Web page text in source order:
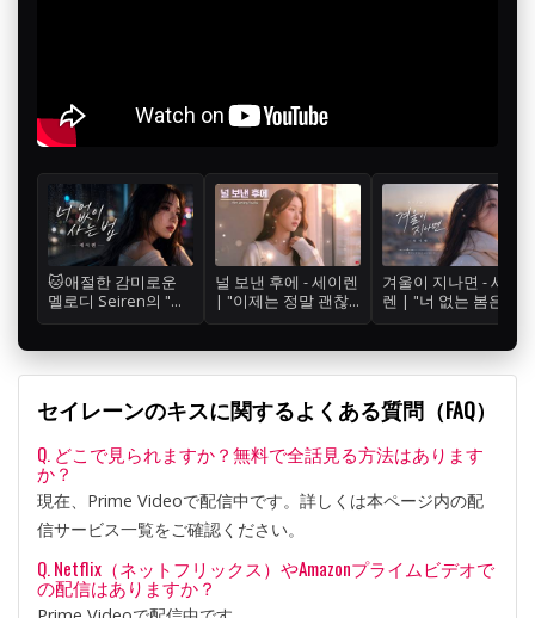
🐱애절한 감미로운
멜로디 Seiren의 "너
없이 사는 법" 눈물 주
널 보낸 후에 - 세이렌
| "이제는 정말 괜찮
아.." 아픈 시간을 지
🌿☕
겨울이 지나면 - 세이
렌 | "너 없는 봄은 올
수 없나 봐.." 눈 내리
セイレーンのキスに関するよくある質問（FAQ）
Q. どこで見られますか？無料で全話見る方法はあります
か？
現在、Prime Videoで配信中です。詳しくは本ページ内の配
信サービス一覧をご確認ください。
Q. Netflix（ネットフリックス）やAmazonプライムビデオで
の配信はありますか？